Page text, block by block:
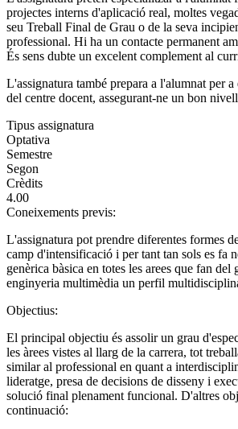
projectes interns d'aplicació real, moltes
seu Treball Final de Grau o de la seva
professional. Hi ha un contacte permanent
És sens dubte un excelent complement al
L'assignatura també prepara a l'alumnat per
del centre docent, assegurant-ne un bon
Tipus assignatura
Optativa
Semestre
Segon
Crèdits
4.00
Coneixements previs:
L'assignatura pot prendre diferentes formes
camp d'intensificació i per tant tan sols es fa
genèrica bàsica en totes les arees que fan del
enginyeria multimèdia un perfil
Objectius:
El principal objectiu és assolir un grau
les àrees vistes al llarg de la carrera, tot
similar al professional en quant a
lideratge, presa de decisions de disseny i
solució final plenament funcional. D'altres
continuació: